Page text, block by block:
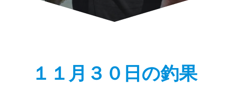
１１月３０日の釣果